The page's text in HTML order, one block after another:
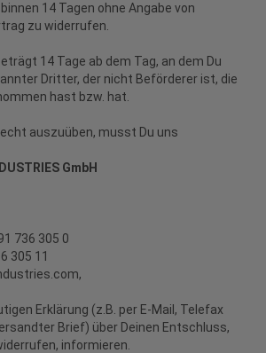
14 Tagen ohne Angabe von
zu widerrufen.
14 Tage ab dem Tag, an dem Du
Dritter, der nicht Beförderer ist, die
hast bzw. hat.
auszuüben, musst Du uns
GmbH
736 305 0
305 11
Erklärung (z.B. per E-Mail, Telefax
Brief) über Deinen Entschluss,
informieren.